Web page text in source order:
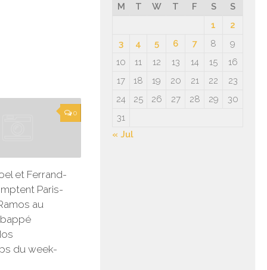
0
et Ferrand-
Paris-
au
du week-
M
T W T F S
S
1
2
3
4 5 6 7 8
9
10
11 12 13 14 15
16
17
18 19 20 21 22
23
24
25 26 27 28 29
30
31
« Jul